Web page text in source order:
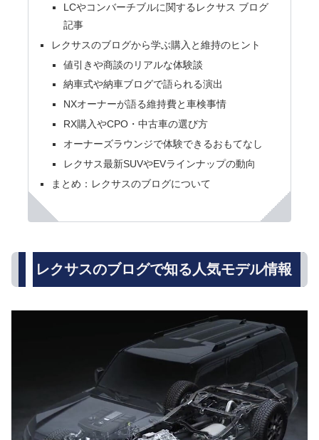
LCやコンバーチブルに関するレクサス ブログ
記事
レクサスのブログから学ぶ購入と維持のヒント
値引きや商談のリアルな体験談
納車式や納車ブログで語られる演出
NXオーナーが語る維持費と車検事情
RX購入やCPO・中古車の選び方
オーナーズラウンジで体験できるおもてなし
レクサス最新SUVやEVラインナップの動向
まとめ：レクサスのブログについて
レクサスのブログで知る人気モデル情報